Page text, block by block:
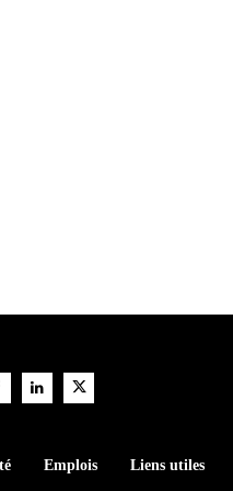
Emplois Liens utiles